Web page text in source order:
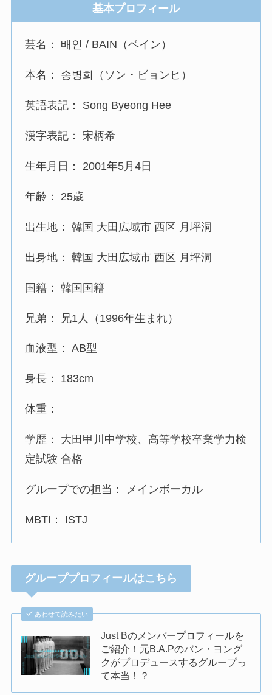
基本プロフィール
芸名： 배인 / BAIN（ベイン）
本名： 송병희（ソン・ビョンヒ）
英語表記： Song Byeong Hee
漢字表記： 宋柄希
生年月日： 2001年5月4日
年齢： 25歳
出生地： 韓国 大田広域市 西区 月坪洞
出身地： 韓国 大田広域市 西区 月坪洞
国籍： 韓国国籍
兄弟： 兄1人（1996年生まれ）
血液型： AB型
身長： 183cm
体重：
学歴： 大田甲川中学校、高等学校卒業学力検
定試験 合格
グループでの担当： メインボーカル
MBTI： ISTJ
グループプロフィールはこちら
あわせて読みたい
Just Bのメンバープロフィールを
ご紹介！元B.A.Pのバン・ヨング
クがプロデュースするグループっ
て本当！？